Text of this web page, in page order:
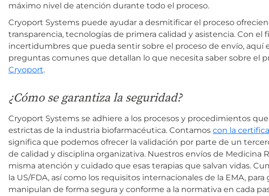
máximo nivel de atención durante todo el proceso.
Cryoport Systems puede ayudar a desmitificar el proceso
transparencia, tecnologías de primera calidad y asistencia. Con el
incertidumbres que pueda sentir sobre el proceso de envío, aquí
preguntas comunes que detallan lo que necesita saber sobre el
Cryoport.
¿Cómo se garantiza la seguridad?
Cryoport Systems se adhiere a los procesos y procedimientos
estrictas de la industria biofarmacéutica. Contamos con la
significa que podemos ofrecer la validación por parte de un
de calidad y disciplina organizativa. Nuestros envíos de Medicina
misma atención y cuidado que esas terapias que salvan vidas.
la US/FDA, así como los requisitos internacionales de la EMA,
manipulan de forma segura y conforme a la normativa en cada